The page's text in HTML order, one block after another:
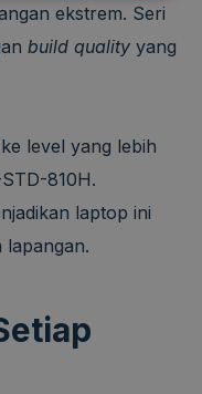
ekstrem. Seri
build quality yang
level yang lebih
810H.
laptop ini